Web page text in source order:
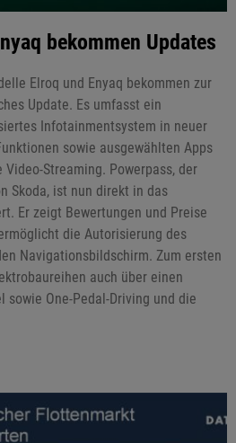
bekommen Updates
Elroq und Enyaq bekommen zur
Update. Es umfasst ein
Infotainmentsystem in neuer
sowie ausgewählten Apps
Streaming. Powerpass, der
Skoda, ist nun direkt in das
Er zeigt Bewertungen und Preise
die Autorisierung des
Navigationsbildschirm. Zum ersten
auch über einen
sowie One-Pedal-Driving und die